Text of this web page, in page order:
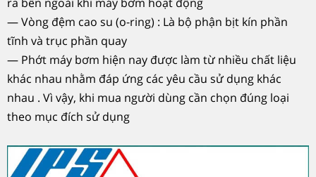
— Vòng đệm cao su (o-ring) : Là bộ phận bịt kín phần
tĩnh và trục phần quay
— Phớt máy bơm hiện nay được làm từ ​​nhiều chất liệu
khác nhau nhằm đáp ứng các yêu cầu sử dụng khác
nhau . Vì vậy, khi mua người dùng cần chọn đúng loại
theo mục đích sử dụng